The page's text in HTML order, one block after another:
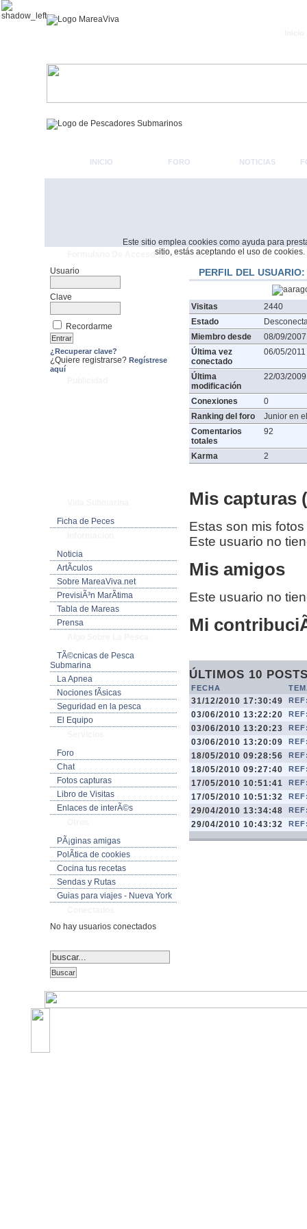
Este sitio emplea cookies como ayuda para
sitio, estás aceptando el uso de cookies.
INICIO FORO NOTICIAS
Usuario
Clave
Recordarme
¿Recuperar clave?
¿Quiere registrarse? Regístrese
aquí
Ficha de Peces
Noticia
ArtÃ­culos
Sobre MareaViva.net
PrevisiÃ³n MarÃ­tima
Tabla de Mareas
Prensa
TÃ©cnicas de Pesca
Submarina
La Apnea
Nociones fÃ­sicas
Seguridad en la pesca
El Equipo
Foro
Chat
Fotos capturas
Libro de Visitas
Enlaces de interÃ©s
PÃ¡ginas amigas
PolÃ­tica de cookies
Cocina tus recetas
Sendas y Rutas
Guias para viajes - Nueva York
No hay usuarios conectados
PERFIL DEL
Visitas
2440
Estado
Miembro desde
08/09/
Última vez
conectado
06/05/
Última
modificación
22/03/
Conexiones
0
Ranking del foro
Junior en
Comentarios
totales
92
Karma 2
Mis capturas
Estas son mis
Este usuario no
Mis amigos
Este usuario no
Mi
ÚLTIMOS 10
FECHA
31/12/2010 17:30:49
03/06/2010 13:22:20
03/06/2010 13:20:23
03/06/2010 13:20:09
18/05/2010 09:28:56
18/05/2010 09:27:40
17/05/2010 10:51:41
17/05/2010 10:51:32
29/04/2010 13:34:48
29/04/2010 10:43:32